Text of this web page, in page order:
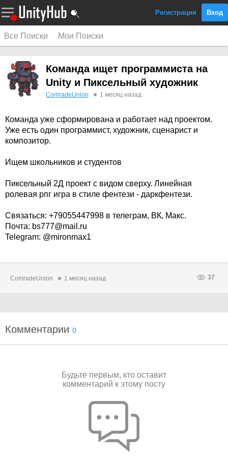
Регистрация Вход
Все Поиски Мои Поиски
Команда ищет программиста на
Unity и Пиксельный художник
ComradeUnion 1 месяц назад
Команда уже сформирована и работает над проектом.
Уже есть один программист, художник, сценарист и
композитор.
Ищем школьников и студентов
Пиксельный 2Д проект с видом сверху. Линейная
ролевая рпг игра в стиле фентези - даркфентези.
Связаться: +79055447998 в телеграм, ВК, Макс.
Почта: bs777@mail.ru
Telegram: @mironmax1
ComradeUnion 1 месяц назад 37
Комментарии 0
Будьте первым, кто оставит
комментарий к этому посту